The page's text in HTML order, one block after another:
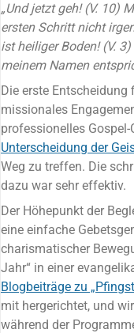
„Und jetzt geh! (V. 10)
ersten Schritt nicht
ist heiliger Boden! (V.
meinem Namen
Die erste
missionales
professionelles
Unterscheidung der
Weg zu treffen. Die
dazu war sehr effektiv.
Der Höhepunkt der
eine einfache
charismatischer
Jahr“ in einer
Blogbeiträge zu
mit hergerichtet, und
während der